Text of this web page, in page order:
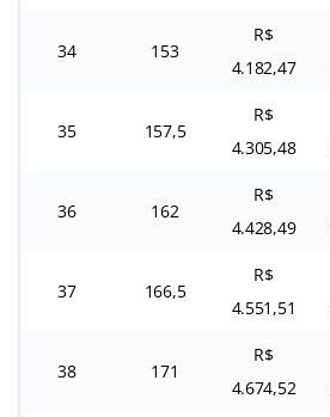
34 153
R$
4.182,47
35 157,5
R$
4.305,48
36 162
R$
4.428,49
37 166,5
R$
4.551,51
38 171
R$
4.674,52